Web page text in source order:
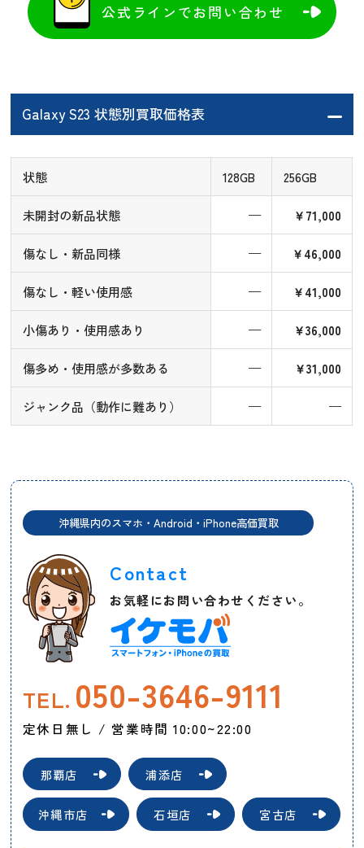
公式ラインでお問い合わせ
Galaxy S23 状態別買取価格表
状態 128GB 256GB
未開封の新品状態 — ￥71,000
傷なし・新品同様 — ￥46,000
傷なし・軽い使用感 — ￥41,000
小傷あり・使用感あり — ￥36,000
傷多め・使用感が多数ある — ￥31,000
ジャンク品（動作に難あり） — —
沖縄県内のスマホ・Android・iPhone高価買取
Contact
お気軽にお問い合わせください。
TEL. 050-3646-9111
定休日無し / 営業時間 10:00~22:00
那覇店 浦添店
沖縄市店 石垣店 宮古店